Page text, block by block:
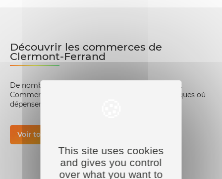
This site uses cookies
and gives you control
over what you want to
Découvrir les commerces de
Clermont-Ferrand
De nombreux commerces membres de Clermont
Commerce vous attendent ! Découvrez les boutiques où
dépenser vos chèq’cadeaux.
Voir tous les commerces